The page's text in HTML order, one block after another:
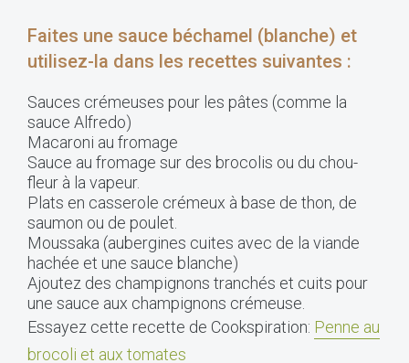
Faites une sauce béchamel (blanche) et
utilisez-la dans les recettes suivantes :
Sauces crémeuses pour les pâtes (comme la
sauce Alfredo)
Macaroni au fromage
Sauce au fromage sur des brocolis ou du chou-
fleur à la vapeur.
Plats en casserole crémeux à base de thon, de
saumon ou de poulet.
Moussaka (aubergines cuites avec de la viande
hachée et une sauce blanche)
Ajoutez des champignons tranchés et cuits pour
une sauce aux champignons crémeuse.
Essayez cette recette de Cookspiration: Penne au
brocoli et aux tomates